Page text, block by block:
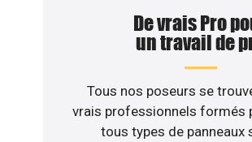
De vrais Pro
un travail de
Tous nos poseurs se
vrais professionnels formés
tous types de panneaux